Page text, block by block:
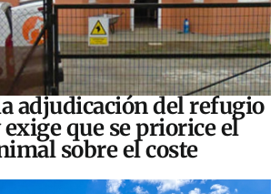
adjudicación del refugio
que se priorice el
sobre el coste